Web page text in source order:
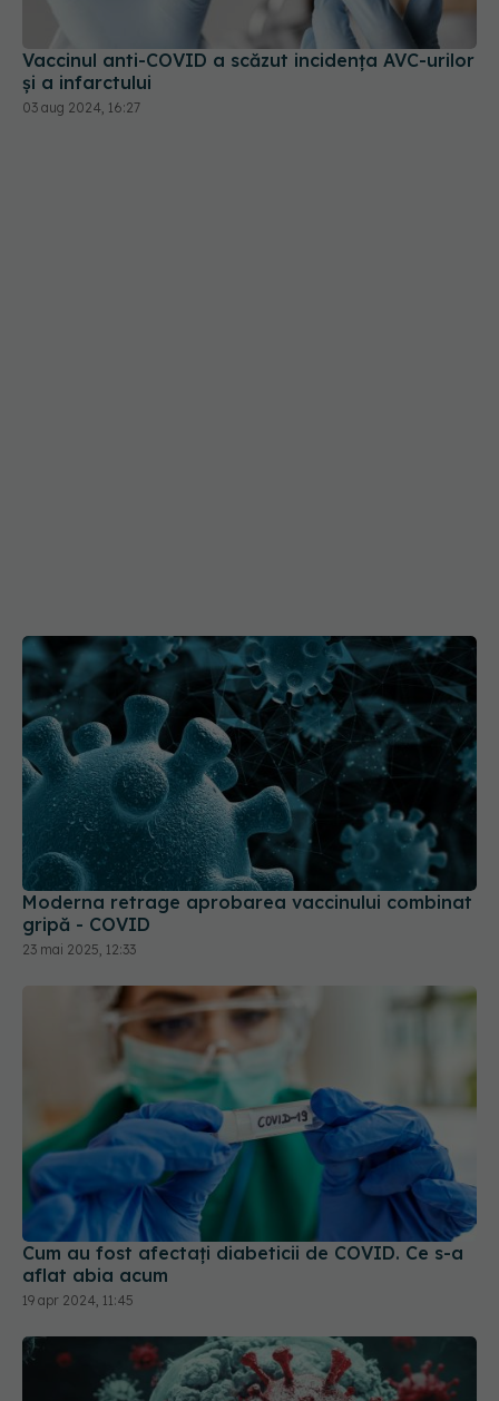
Moderna retrage aprobarea vaccinului combinat
gripă - COVID
23 mai 2025, 12:33
Cum au fost afectați diabeticii de COVID. Ce s-a
aflat abia acum
19 apr 2024, 11:45